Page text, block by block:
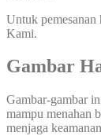
Untuk
Kami.
Gambar
Gambar-gambar
mampu menahan
menjaga